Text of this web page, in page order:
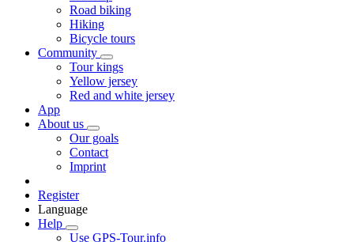
Road biking
Hiking
Bicycle tours
Community
Tour kings
Yellow jersey
Red and white jersey
App
About us
Our goals
Contact
Imprint
Register
Language
Help
Use GPS-Tour.info